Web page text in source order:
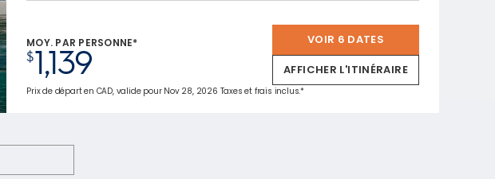
MOY. PAR PERSONNE*
$1,139
VOIR 6 DATES
AFFICHER L'ITINÉRAIRE
Prix de départ en CAD, valide pour Nov 28, 2026 Taxes et frais inclus.*